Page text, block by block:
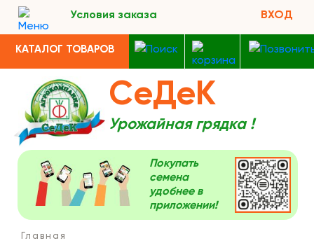
Условия заказа ВХОД
КАТАЛОГ ТОВАРОВ
СеДеК
Урожайная грядка !
Покупать
семена
удобнее в
приложении!
Главная